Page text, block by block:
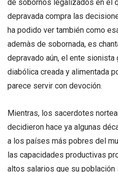
de sobornos legalizados en el
depravada compra las
ha podido ver también como
ademàs de sobornada, es
depravado aún, el ente sionista
diabólica creada y alimentada
parece servir con devoción.
Mientras, los sacerdotes
decidieron hace ya algunas
a los países más pobres del
las capacidades productivas
altos salarios que su población